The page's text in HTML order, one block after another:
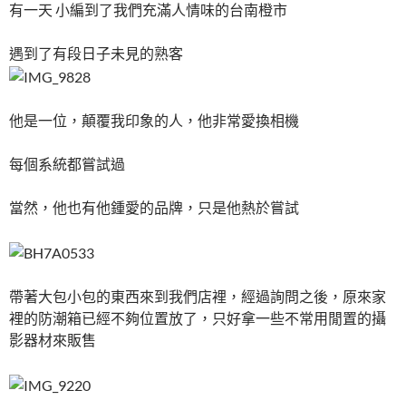
有一天 小編到了我們充滿人情味的台南橙市
遇到了有段日子未見的熟客
他是一位，顛覆我印象的人，他非常愛換相機
每個系統都嘗試過
當然，他也有他鍾愛的品牌，只是他熱於嘗試
帶著大包小包的東西來到我們店裡，經過詢問之後，原來家
裡的防潮箱已經不夠位置放了，只好拿一些不常用閒置的攝
影器材來販售